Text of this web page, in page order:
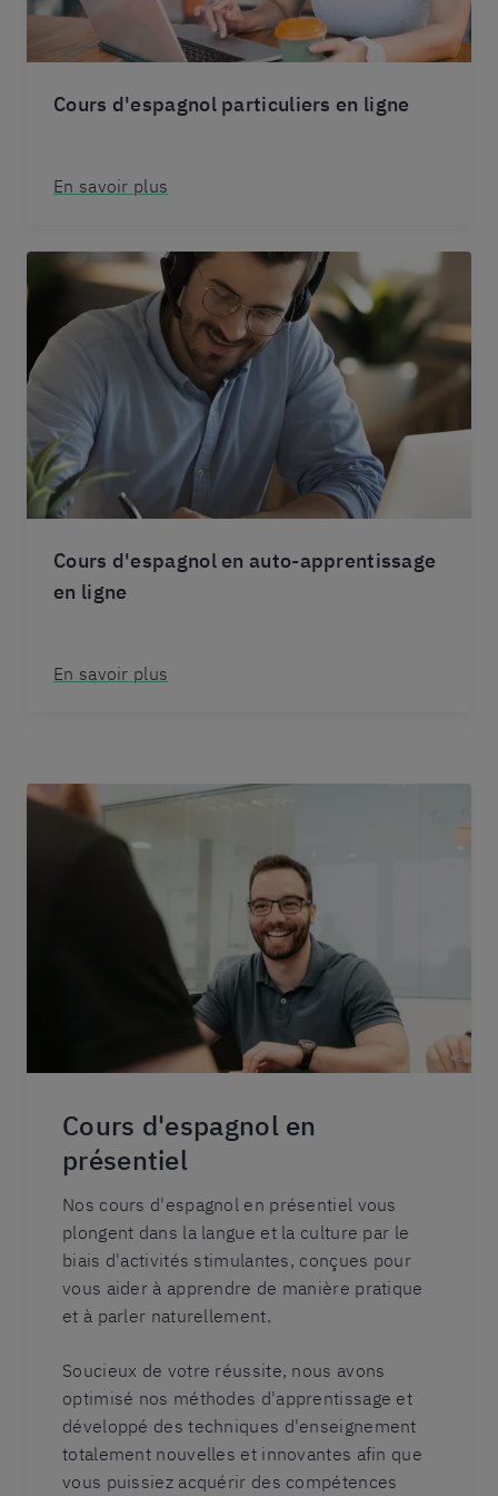
Cours d'espagnol particuliers en ligne
En savoir plus
Cours d'espagnol en auto-apprentissage
en ligne
En savoir plus
Cours d'espagnol en
présentiel
Nos cours d'espagnol en présentiel vous
plongent dans la langue et la culture par le
biais d'activités stimulantes, conçues pour
vous aider à apprendre de manière pratique
et à parler naturellement.
Soucieux de votre réussite, nous avons
optimisé nos méthodes d'apprentissage et
développé des techniques d'enseignement
totalement nouvelles et innovantes afin que
vous puissiez acquérir des compétences